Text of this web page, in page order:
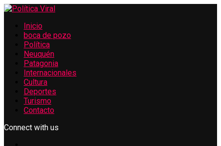
Inicio
boca de pozo
Política
Neuquén
Patagonia
Internacionales
Cultura
Deportes
Turismo
Contacto
Connect with us